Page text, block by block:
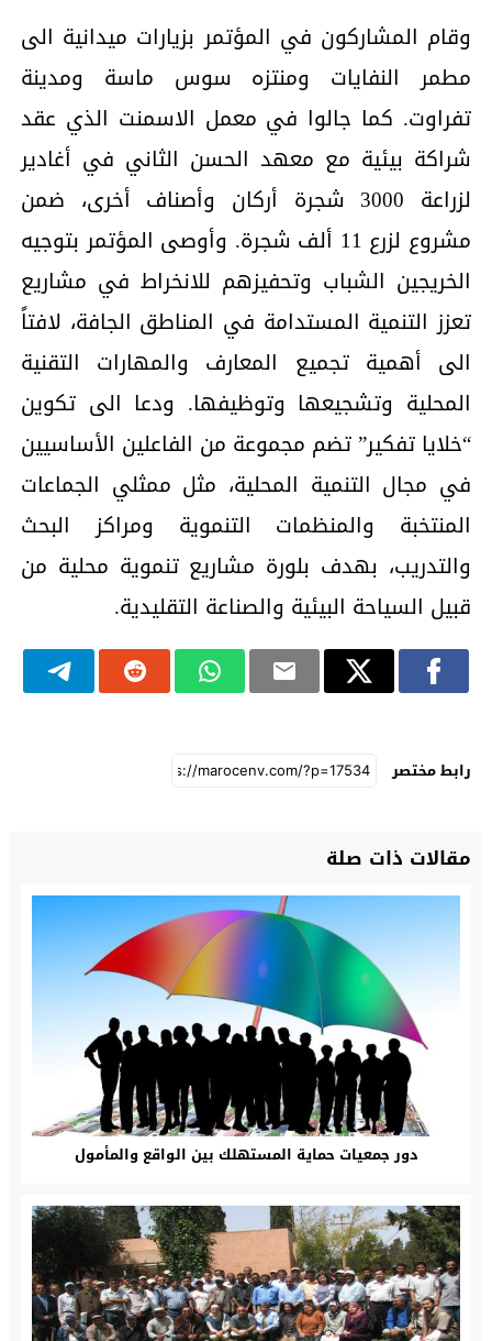
وقام المشاركون في المؤتمر بزيارات ميدانية الى
مطمر النفايات ومنتزه سوس ماسة ومدينة
تفراوت. كما جالوا في معمل الاسمنت الذي عقد
شراكة بيئية مع معهد الحسن الثاني في أغادير
لزراعة 3000 شجرة أركان وأصناف أخرى، ضمن
مشروع لزرع 11 ألف شجرة. وأوصى المؤتمر بتوجيه
الخريجين الشباب وتحفيزهم للانخراط في مشاريع
تعزز التنمية المستدامة في المناطق الجافة، لافتاً
الى أهمية تجميع المعارف والمهارات التقنية
المحلية وتشجيعها وتوظيفها. ودعا الى تكوين
“خلايا تفكير” تضم مجموعة من الفاعلين الأساسيين
في مجال التنمية المحلية، مثل ممثلي الجماعات
المنتخبة والمنظمات التنموية ومراكز البحث
والتدريب، بهدف بلورة مشاريع تنموية محلية من
قبيل السياحة البيئية والصناعة التقليدية.
رابط مختصر
مقالات ذات صلة
دور جمعيات حماية المستهلك بين الواقع والمأمول